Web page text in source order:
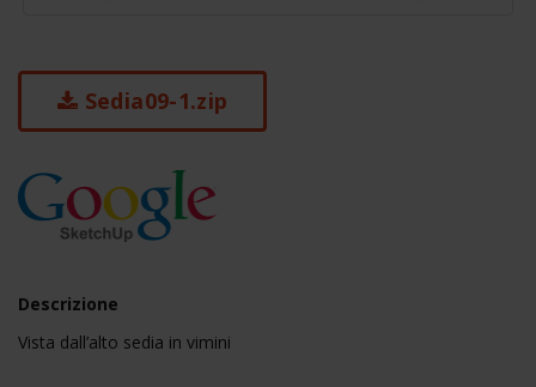
Sedia09-1.zip
Descrizione
Vista dall’alto sedia in vimini